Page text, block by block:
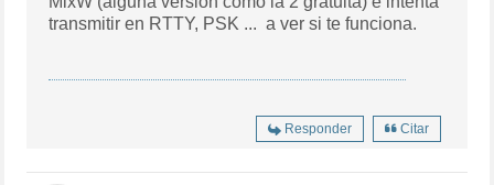
transmitir en RTTY, PSK ... a ver si te funciona.
Responder Citar